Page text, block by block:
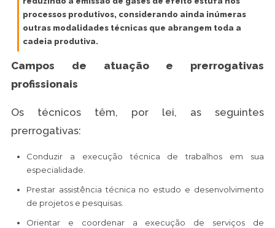
processos produtivos, considerando ainda inúmeras
outras modalidades técnicas que abrangem toda a
cadeia produtiva.
Campos de atuação e prerrogativas
profissionais
Os técnicos têm, por lei, as seguintes
prerrogativas:
Conduzir a execução técnica de trabalhos em sua
especialidade.
Prestar assistência técnica no estudo e desenvolvimento
de projetos e pesquisas.
Orientar e coordenar a execução de serviços de